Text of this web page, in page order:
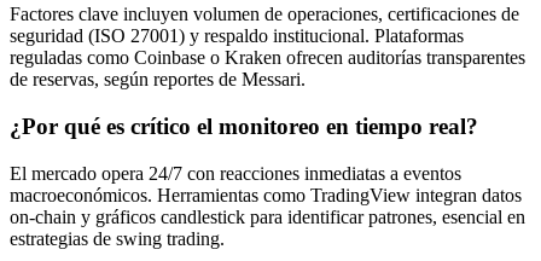
Factores clave incluyen volumen de operaciones, certificaciones de
seguridad (ISO 27001) y respaldo institucional. Plataformas
reguladas como Coinbase o Kraken ofrecen auditorías transparentes
de reservas, según reportes de Messari.
¿Por qué es crítico el monitoreo en tiempo real?
El mercado opera 24/7 con reacciones inmediatas a eventos
macroeconómicos. Herramientas como TradingView integran datos
on-chain y gráficos candlestick para identificar patrones, esencial en
estrategias de swing trading.